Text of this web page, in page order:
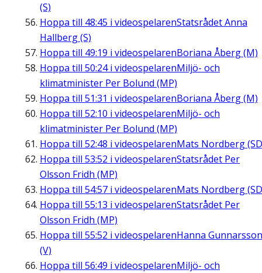
(S)
Hoppa till 48:45 i videospelarenStatsrådet Anna
Hallberg (S)
Hoppa till 49:19 i videospelarenBoriana Åberg (M)
Hoppa till 50:24i videospelarenMiljö- och
klimatminister Per Bolund (MP)
Hoppa till 51:31 i videospelarenBoriana Åberg (M)
Hoppa till 52:10 i videospelarenMiljö- och
klimatminister Per Bolund (MP)
Hoppa till 52:48 i videospelarenMats Nordberg
Hoppa till 53:52 i videospelarenStatsrådet Per
Olsson Fridh (MP)
Hoppa till 54:57 i videospelarenMats Nordberg
Hoppa till 55:13 i videospelarenStatsrådet Per
Olsson Fridh (MP)
Hoppa till 55:52 i videospelarenHanna Gunnarsson
(V)
Hoppa till 56:49 i videospelarenMiljö- och